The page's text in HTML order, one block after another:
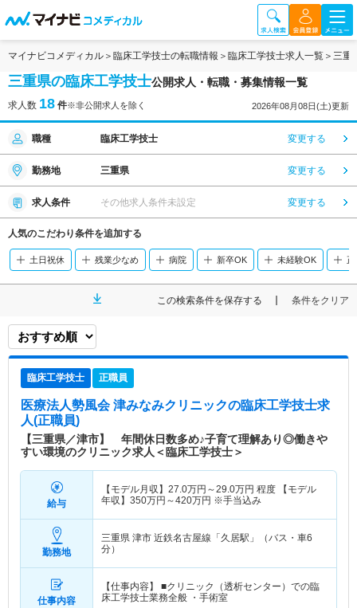
マイナビコメディカル 臨床工学技士の転職情報 臨床工学技士求人一覧 三重
三重県の臨床工学技士公開求人・転職・募集情報一覧
求人数 18 件※非公開求人を除く 2026年08月08日(土)更新
職種 臨床工学技士 変更する
勤務地 三重県 変更する
求人条件 その他求人条件未設定 変更する
人気のこだわり条件を追加する
土日祝休 残業少なめ 病院 新卒OK 未経験OK
この検索条件を保存する 条件をクリア
臨床工学技士 正職員
医療法人勢風会 津みなみクリニックの臨床工学技士求
人(正職員)
【三重県／津市】 年間休日数多め♪子育て理解あり◎働きや
すい環境のクリニック求人＜臨床工学技士＞
給与
【モデル月収】 27.0万円～29.0万円 程度 【モデル
年収】 350万円～420万円 ※手当込み
勤務地
三重県 津市 近鉄名古屋線「久居駅」（バス・車6
分）
仕事内容
【仕事内容】 ■クリニック（透析センター）での臨
床工学技士業務全般 ・手術室